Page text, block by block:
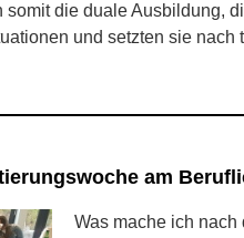
somit die duale Ausbildung,
und setzten sie
am
Was mache ich